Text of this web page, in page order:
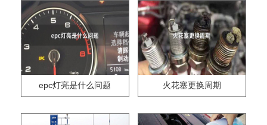
epc灯亮是什么问题 火花塞更换周期